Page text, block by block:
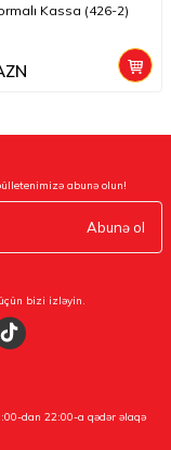
Kassa (426-2)
abunə olun!
Abunə ol
bizi izləyin.
dan 22:00-a qədər əlaqə